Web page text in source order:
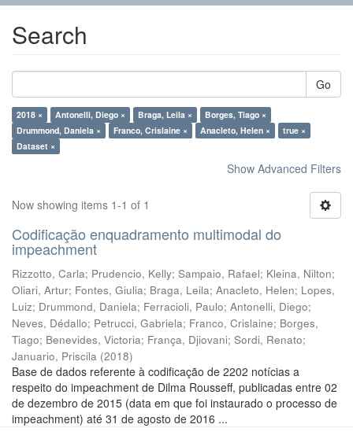
Search
Go
2018 × Antonelli, Diego × Braga, Leila ×
Borges, Tiago ×
Drummond, Daniela ×
Franco, Crislaine × Anacleto, Helen ×
true ×
Dataset ×
Show Advanced Filters
Now showing items 1-1 of 1
Codificação enquadramento multimodal do
impeachment
Rizzotto, Carla; Prudencio, Kelly; Sampaio, Rafael; Kleina, Nilton;
Oliari, Artur; Fontes, Giulia; Braga, Leila; Anacleto, Helen; Lopes,
Luiz; Drummond, Daniela; Ferracioli, Paulo; Antonelli, Diego;
Neves, Dédallo; Petrucci, Gabriela; Franco, Crislaine; Borges,
Tiago; Benevides, Victoria; França, Djiovani; Sordi, Renato;
Januario, Priscila (2018)
Base de dados referente à codificação de 2202 notícias a
respeito do impeachment de Dilma Rousseff, publicadas entre 02
de dezembro de 2015 (data em que foi instaurado o processo de
impeachment) até 31 de agosto de 2016 ...